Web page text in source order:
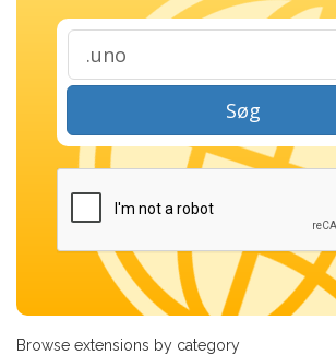
Søg
Browse extensions by category